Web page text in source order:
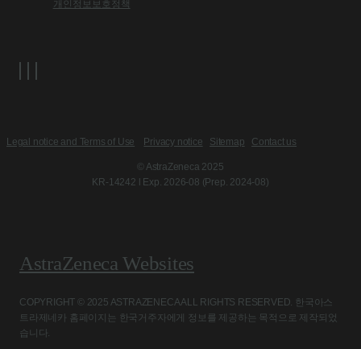
개인정보보호정책
Legal notice and Terms of Use Privacy notice Sitemap Contact us
© AstraZeneca 2025
KR-14242 l Exp. 2026-08 (Prep. 2024-08)
AstraZeneca Websites
COPYRIGHT © 2025 ASTRAZENECA ALL RIGHTS RESERVED. 한국아스
트라제네카 홈페이지는 한국거주자에게 정보를 제공하는 목적으로 제작되었
습니다.